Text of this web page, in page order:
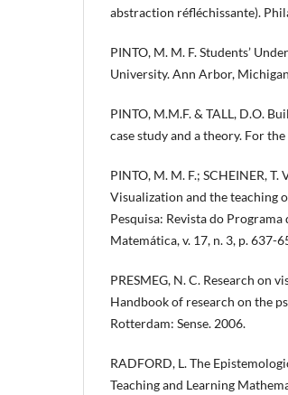
abstraction réfléchissante).
PINTO, M. M. F. Students’
University. Ann Arbor,
PINTO, M.M.F. & TALL, D.O.
case study and a theory. For
PINTO, M. M. F.; SCHEINER,
Visualization and the teaching
Pesquisa: Revista do
Matemática, v. 17, n. 3, p. 637-
PRESMEG, N. C. Research on
Handbook of research on the
Rotterdam: Sense. 2006.
RADFORD, L. The
Teaching and Learning